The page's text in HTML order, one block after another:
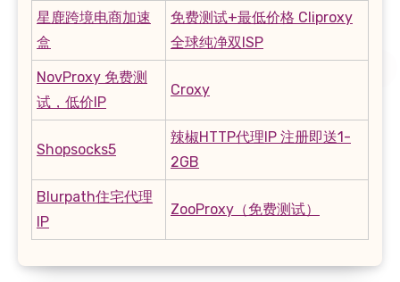
星鹿跨境电商加速
盒
免费测试+最低价格 Cliproxy
全球纯净双ISP
NovProxy 免费测
试，低价IP
Croxy
Shopsocks5
辣椒HTTP代理IP 注册即送1-
2GB
Blurpath住宅代理
IP
ZooProxy（免费测试）